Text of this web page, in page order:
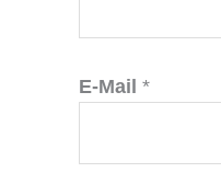
E-Mail *